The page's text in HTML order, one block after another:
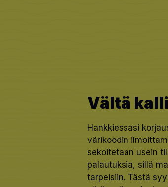
Vältä
Hankkiessasi
värikoodin
sekoitetaan usein
palautuksia, sillä
tarpeisiin. Tästä